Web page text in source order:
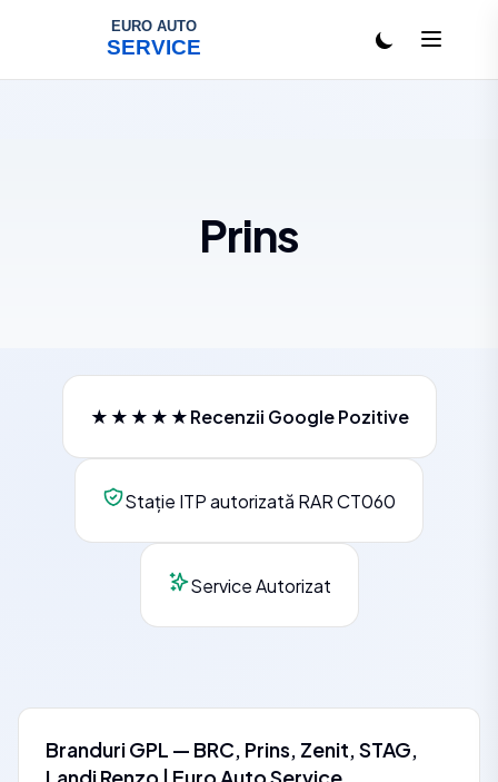
Prins
★★★★★Recenzii Google Pozitive
Stație ITP autorizată RAR CT060
Service Autorizat
Branduri GPL — BRC, Prins, Zenit, STAG,